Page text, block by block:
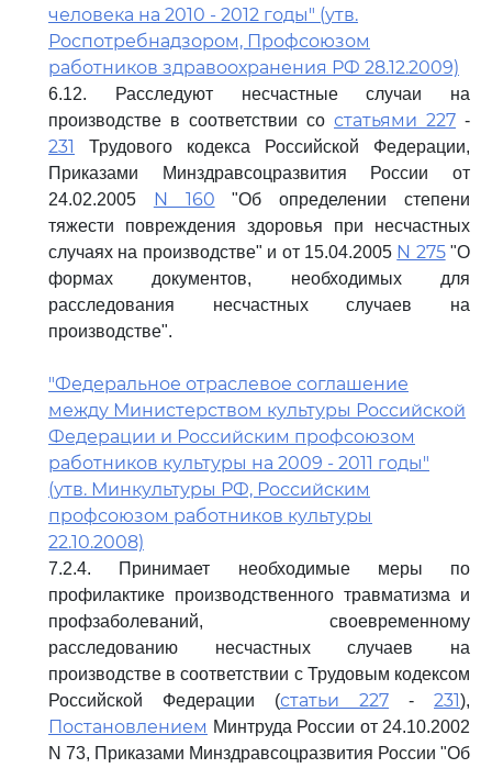
человека на 2010 - 2012 годы" (утв.
Роспотребнадзором, Профсоюзом
работников здравоохранения РФ 28.12.2009)
6.12. Расследуют несчастные случаи на
производстве в соответствии со статьями 227 -
231
Трудового кодекса Российской Федерации,
Приказами Минздравсоцразвития России от
24.02.2005 N 160 "Об определении степени
тяжести повреждения здоровья при несчастных
случаях на производстве" и от 15.04.2005 N 275"О
формах документов, необходимых для
расследования несчастных случаев на
производстве".
"Федеральное отраслевое соглашение
между Министерством культуры Российской
Федерации и Российским профсоюзом
работников культуры на 2009 - 2011 годы"
(утв. Минкультуры РФ, Российским
профсоюзом работников культуры
22.10.2008)
7.2.4. Принимает необходимые меры по
профилактике производственного травматизма и
профзаболеваний, своевременному
расследованию несчастных случаев на
производстве в соответствии с Трудовым кодексом
Российской Федерации (статьи 227 - 231),
Постановлением Минтруда России от 24.10.2002
N 73, Приказами Минздравсоцразвития России "Об